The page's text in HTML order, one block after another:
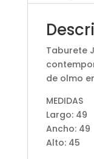
Taburete
de olmo
MEDIDAS
Largo: 49
Ancho: 49
Alto: 45